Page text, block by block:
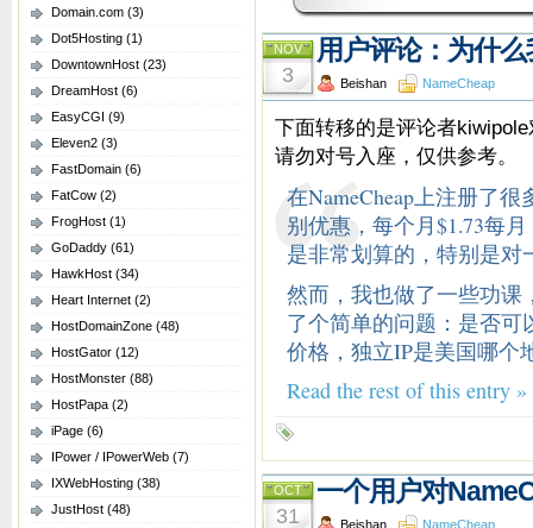
Domain.com (3)
Dot5Hosting (1)
DowntownHost (23)
DreamHost (6)
EasyCGI (9)
Eleven2 (3)
FastDomain (6)
FatCow (2)
FrogHost (1)
GoDaddy (61)
HawkHost (34)
Heart Internet (2)
HostDomainZone (48)
HostGator (12)
HostMonster (88)
HostPapa (2)
iPage (6)
IPower / IPowerWeb (7)
IXWebHosting (38)
JustHost (48)
NOV
3
用户评论：为什
Beishan NameCheap
下面转移的是评论者
请勿对号入座，仅供参考。
在NameCheap上注册了
别优惠，每个月$1.73每
是非常划算的，特别是
然而，我也做了一些功课
了个简单的问题：是否可
价格，独立IP是美国哪个
Read the rest of this entry »
OCT
31
一个用户对
Beishan NameCheap